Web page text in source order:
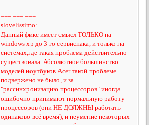
=== === ===
slovelissimo:
Данный фикс имеет смысл ТОЛЬКО на
windows xp до 3-го сервиспака, и только на
системах,где такая проблема действительно
существовала. Абсолютное большинство
моделей ноутбуков Acer такой проблеме
подвержено не было, и за
"рассинхронизацию процессоров" иногда
ошибочно принимают нормальную работу
процессоров (они НЕ ДОЛЖНЫ работать
одинаково всё время), и неумение некоторых